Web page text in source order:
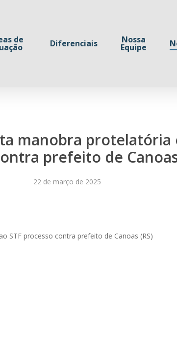
de Diferenciais Nossa
Equipe
manobra protelatória
prefeito de
22 de março de 2025
STF processo contra prefeito de Canoas (RS)